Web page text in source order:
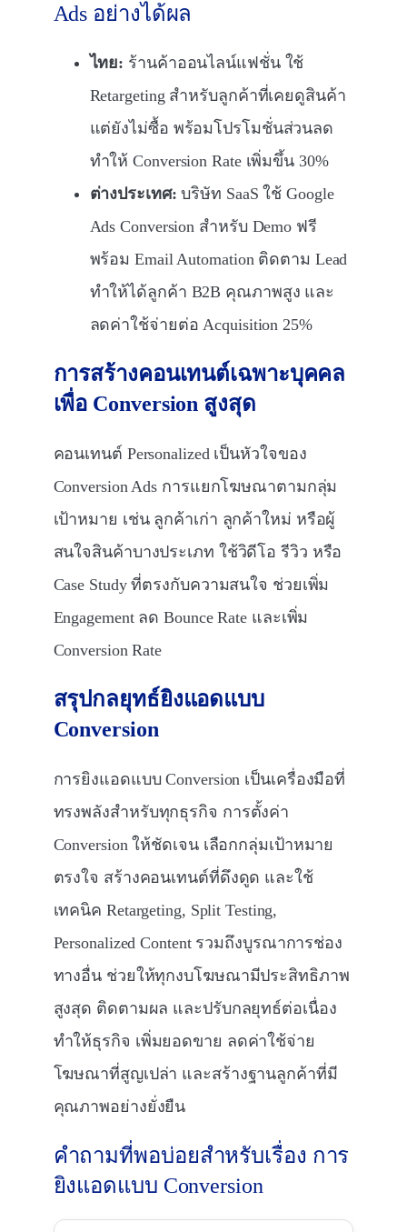
Ads อย่างได้ผล
ไทย: ร้านค้าออนไลน์แฟชั่น ใช้
Retargeting สำหรับลูกค้าที่เคยดูสินค้า
แต่ยังไม่ซื้อ พร้อมโปรโมชั่นส่วนลด
ทำให้ Conversion Rate เพิ่มขึ้น 30%
ต่างประเทศ: บริษัท SaaS ใช้ Google
Ads Conversion สำหรับ Demo ฟรี
พร้อม Email Automation ติดตาม Lead
ทำให้ได้ลูกค้า B2B คุณภาพสูง และ
ลดค่าใช้จ่ายต่อ Acquisition 25%
การสร้างคอนเทนต์เฉพาะบุคคล
เพื่อ Conversion สูงสุด
คอนเทนต์ Personalized เป็นหัวใจของ
Conversion Ads การแยกโฆษณาตามกลุ่ม
เป้าหมาย เช่น ลูกค้าเก่า ลูกค้าใหม่ หรือผู้
สนใจสินค้าบางประเภท ใช้วิดีโอ รีวิว หรือ
Case Study ที่ตรงกับความสนใจ ช่วยเพิ่ม
Engagement ลด Bounce Rate และเพิ่ม
Conversion Rate
สรุปกลยุทธ์ยิงแอดแบบ
Conversion
การยิงแอดแบบ Conversion เป็นเครื่องมือที่
ทรงพลังสำหรับทุกธุรกิจ การตั้งค่า
Conversion ให้ชัดเจน เลือกกลุ่มเป้าหมาย
ตรงใจ สร้างคอนเทนต์ที่ดึงดูด และใช้
เทคนิค Retargeting, Split Testing,
Personalized Content รวมถึงบูรณาการช่อง
ทางอื่น ช่วยให้ทุกงบโฆษณามีประสิทธิภาพ
สูงสุด ติดตามผล และปรับกลยุทธ์ต่อเนื่อง
ทำให้ธุรกิจ เพิ่มยอดขาย ลดค่าใช้จ่าย
โฆษณาที่สูญเปล่า และสร้างฐานลูกค้าที่มี
คุณภาพอย่างยั่งยืน
คำถามที่พอบ่อยสำหรับเรื่อง การ
ยิงแอดแบบ Conversion